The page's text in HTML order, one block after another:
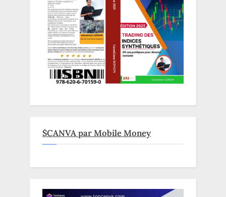
$CANVA par Mobile Money